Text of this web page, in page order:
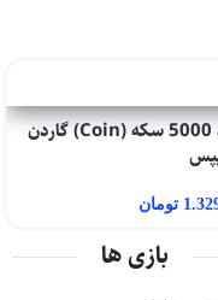
خرید 5000 سکه (Coin) گاردن
تومان
بازی ها